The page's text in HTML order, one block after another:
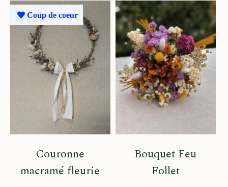
Coup de coeur
Couronne
macramé fleurie
Bouquet Feu
Follet